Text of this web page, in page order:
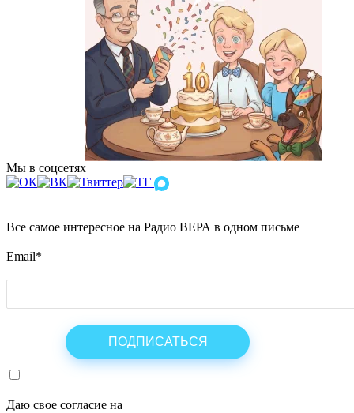
Мы в соцсетях
Все самое интересное на Радио ВЕРА в одном письме
Email*
Даю свое согласие на